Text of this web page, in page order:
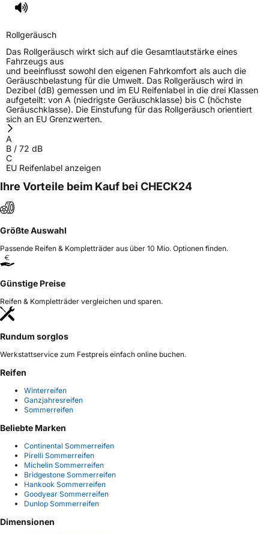
Rollgeräusch
Das Rollgeräusch wirkt sich auf die Gesamtlautstärke eines
Fahrzeugs aus
und beeinflusst sowohl den eigenen Fahrkomfort als auch die
Geräuschbelastung für die Umwelt. Das Rollgeräusch wird in
Dezibel (dB) gemessen und im EU Reifenlabel in die drei Klassen
aufgeteilt: von A (niedrigste Geräuschklasse) bis C (höchste
Geräuschklasse). Die Einstufung für das Rollgeräusch orientiert
sich an EU Grenzwerten.
A
B / 72 dB
C
EU Reifenlabel anzeigen
Ihre Vorteile beim Kauf bei CHECK24
Größte Auswahl
Passende Reifen & Kompletträder aus über 10 Mio. Optionen finden.
Günstige Preise
Reifen & Kompletträder vergleichen und sparen.
Rundum sorglos
Werkstattservice zum Festpreis einfach online buchen.
Reifen
Winterreifen
Ganzjahresreifen
Sommerreifen
Beliebte Marken
Continental Sommerreifen
Pirelli Sommerreifen
Michelin Sommerreifen
Bridgestone Sommerreifen
Hankook Sommerreifen
Goodyear Sommerreifen
Dunlop Sommerreifen
Dimensionen